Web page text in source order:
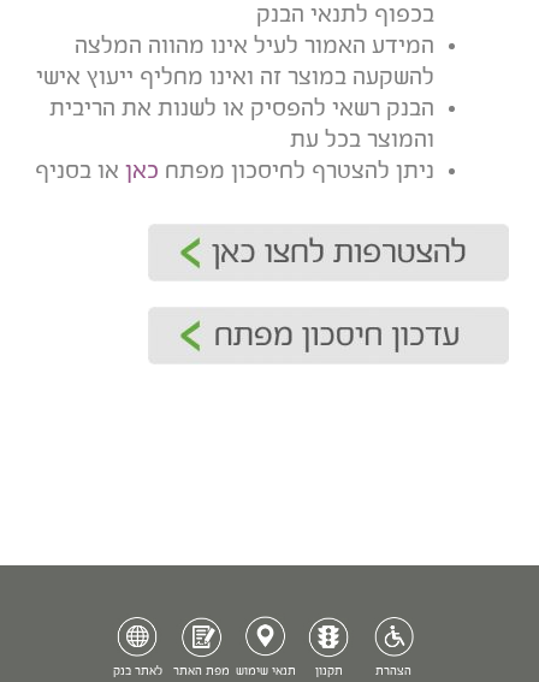
בכפוף לתנאי הבנק
המידע האמור לעיל אינו מהווה המלצה
להשקעה במוצר זה ואינו מחליף ייעוץ אישי
הבנק רשאי להפסיק או לשנות את הריבית
והמוצר בכל עת
ניתן להצטרף לחיסכון מפתח כאן או בסניף
הצהרת תקנון תנאי שימוש מפת האתר לאתר בנק